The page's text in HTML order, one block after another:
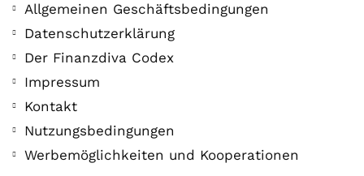
Allgemeinen Geschäftsbedingungen
Datenschutzerklärung
Der Finanzdiva Codex
Impressum
Kontakt
Nutzungsbedingungen
Werbemöglichkeiten und Kooperationen